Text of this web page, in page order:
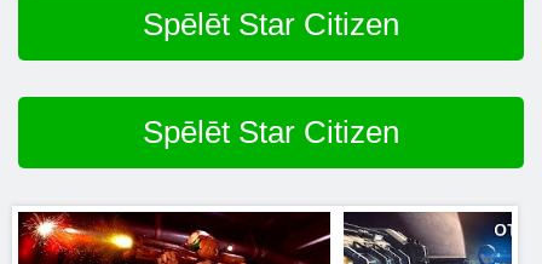
Spēlēt Star Citizen
Spēlēt Star Citizen